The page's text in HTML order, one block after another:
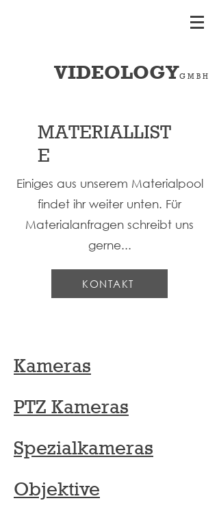
VIDEOLOGYG M B H
MATERIALLIST
E
Einiges aus unserem Materialpool
findet ihr weiter unten. Für
Materialanfragen schreibt uns
gerne...
KONTAKT
Kameras
PTZ Kameras
Spezialkameras
Objektive